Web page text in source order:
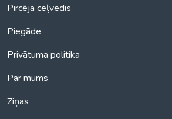
Pircēja ceļvedis
Piegāde
Privātuma politika
Par mums
Ziņas